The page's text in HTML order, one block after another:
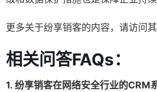
更多关于纷享销客的内容，请访问其
相关问答FAQs：
1. 纷享销客在网络安全行业的CRM